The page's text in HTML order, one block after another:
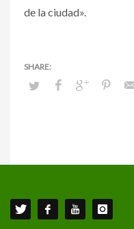
de la ciudad».